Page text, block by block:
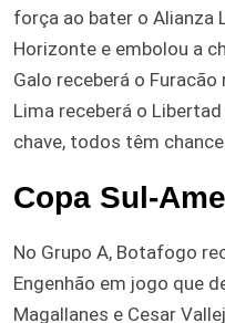
força ao bater o Alianza
Horizonte e embolou a
Galo receberá o
Lima receberá o
chave, todos têm
Copa Sul-
No Grupo A, Botafogo
Engenhão em jogo que
Magallanes e Cesar